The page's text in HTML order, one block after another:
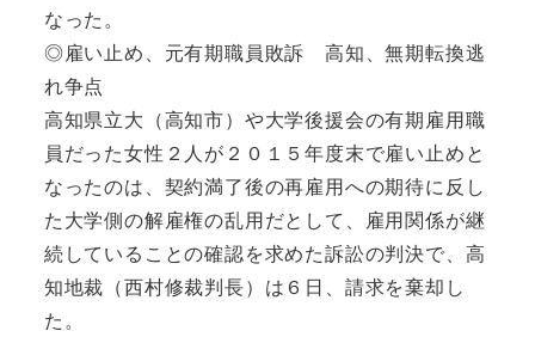
なった。
◎雇い止め、元有期職員敗訴 高知、無期転換逃
れ争点
高知県立大（高知市）や大学後援会の有期雇用職
員だった女性２人が２０１５年度末で雇い止めと
なったのは、契約満了後の再雇用への期待に反し
た大学側の解雇権の乱用だとして、雇用関係が継
続していることの確認を求めた訴訟の判決で、高
知地裁（西村修裁判長）は６日、請求を棄却し
た。